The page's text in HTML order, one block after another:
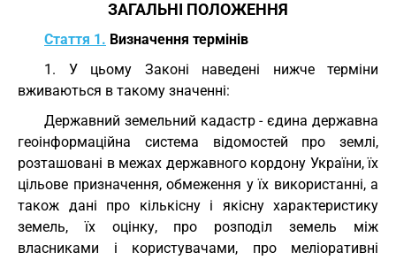
ЗАГАЛЬНІ ПОЛОЖЕННЯ
Стаття 1. Визначення термінів
1. У цьому Законі наведені нижче терміни
вживаються в такому значенні:
Державний земельний кадастр - єдина державна
геоінформаційна система відомостей про землі,
розташовані в межах державного кордону України, їх
цільове призначення, обмеження у їх використанні, а
також дані про кількісну і якісну характеристику
земель, їх оцінку, про розподіл земель між
власниками і користувачами, про меліоративні